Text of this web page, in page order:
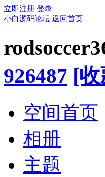
立即注册 登录
小白源码论坛 返回首页
926487 [
空间首页
相册
主题